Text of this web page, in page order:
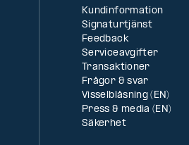
Kundinformation
Signaturtjänst
Feedback
Serviceavgifter
Transaktioner
Frågor & svar
Visselblåsning (EN)
Press & media (EN)
Säkerhet